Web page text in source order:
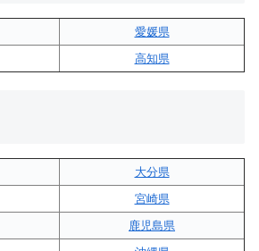
愛媛県
高知県
大分県
宮崎県
鹿児島県